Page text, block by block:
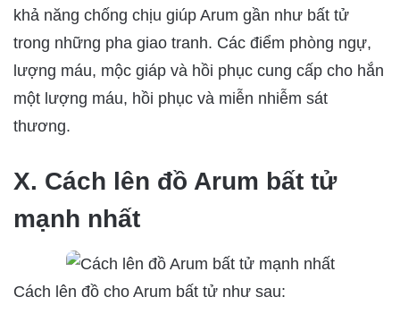
khả năng chống chịu giúp Arum gần như bất tử
trong những pha giao tranh. Các điểm phòng ngự,
lượng máu, mộc giáp và hồi phục cung cấp cho hắn
một lượng máu, hồi phục và miễn nhiễm sát
thương.
X. Cách lên đồ Arum bất tử
mạnh nhất
Cách lên đồ cho Arum bất tử như sau: